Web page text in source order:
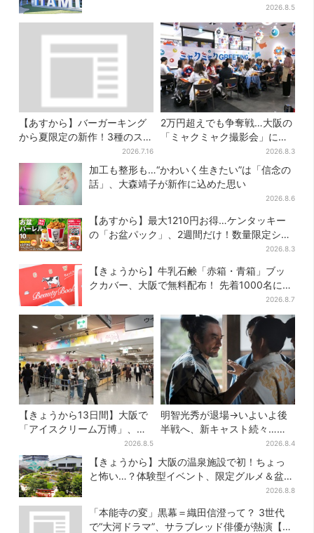
2026.8.5
【あすから】バーガーキング
から夏限定の新作！3種のステ
ーキワッパー「暑さ乗り切れ
そう」と話題に
2026.7.16
2万円超えでも争奪戦…大阪の
「ミャクミャク撮影会」に全
国からファン集結、参加者に
聞いた「それでも会いたい理
由」
2026.8.3
加工も整形も…“かわいく生きたい”は「信念の
話」、大森靖子が新作に込めた思い
2026.8.6
【あすから】最大1210円お得…ケンタッキー
の「お盆パック」、2週間だけ！数量限定シー
2026.8.3
【きょうから】牛乳石鹸「赤箱・青箱」ブッ
クカバー、大阪で無料配布！ 先着1000名に
2026.8.7
【きょうから13日間】大阪で
「アイスクリーム万博」、全
国34ブランド・100種超…初
登場の「チョコソフト」に行
列
2026.8.5
明智光秀が退場→いよいよ後
半戦へ、新キャスト続々…
「豊臣兄弟！」振り返り＆第
30回あらすじ
2026.8.4
【きょうから】大阪の温泉施設で初！ちょっ
と怖い…？体験型イベント、限定グルメ＆盆踊
2026.8.8
「本能寺の変」黒幕＝織田信澄って？ 3世代
で“大河ドラマ”、サラブレッド俳優が熱演【豊